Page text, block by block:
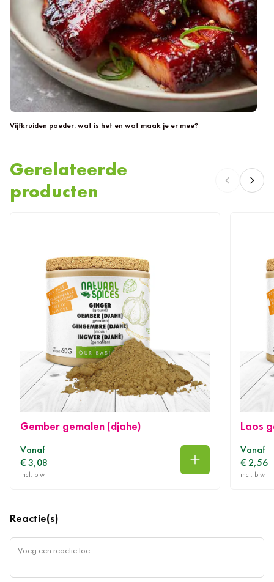
Vijfkruiden poeder: wat is het en wat maak je er mee?
Gerelateerde
producten
Gember gemalen (djahe)
Vanaf
€ 3,08
In winkelwagen
Laos
Vanaf
€ 2,56
Reactie(s)